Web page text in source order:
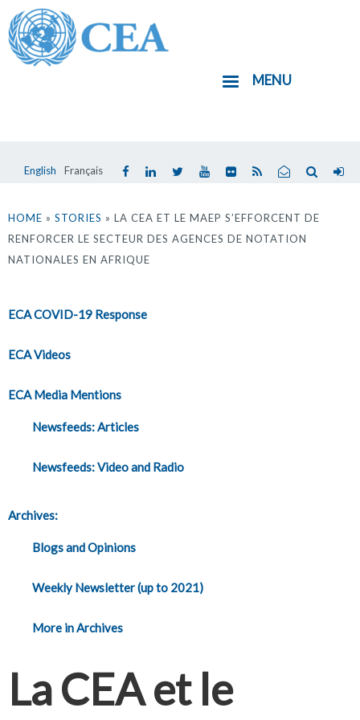
Aller
au
contenu
English Français
MENU
êtes
ici
HOME » STORIES » LA CEA ET LE MAEP S’EFFORCENT DE
RENFORCER LE SECTEUR DES AGENCES DE NOTATION
NATIONALES EN AFRIQUE
ECA COVID-19 Response
ECA Videos
ECA Media Mentions
Newsfeeds: Articles
Newsfeeds: Video and Radio
Archives:
Blogs and Opinions
Weekly Newsletter (up to 2021)
More in Archives
La CEA et le